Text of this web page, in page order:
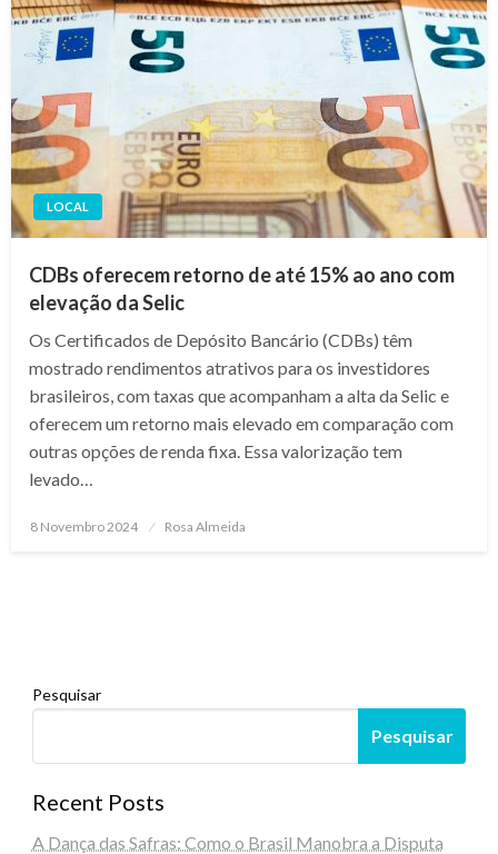
LOCAL
CDBs oferecem retorno de até 15% ao ano com
elevação da Selic
Os Certificados de Depósito Bancário (CDBs) têm
mostrado rendimentos atrativos para os investidores
brasileiros, com taxas que acompanham a alta da Selic e
oferecem um retorno mais elevado em comparação com
outras opções de renda fixa. Essa valorização tem
levado…
Posted
8 Novembro 2024 Rosa Almeida
Pesquisar
Pesquisar
Recent Posts
A Dança das Safras: Como o Brasil Manobra a Disputa